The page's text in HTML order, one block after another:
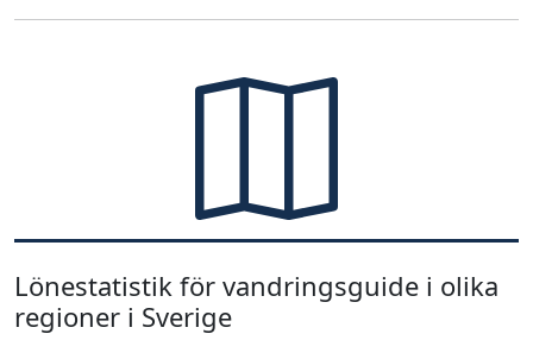
Lönestatistik för vandringsguide i olika
regioner i Sverige